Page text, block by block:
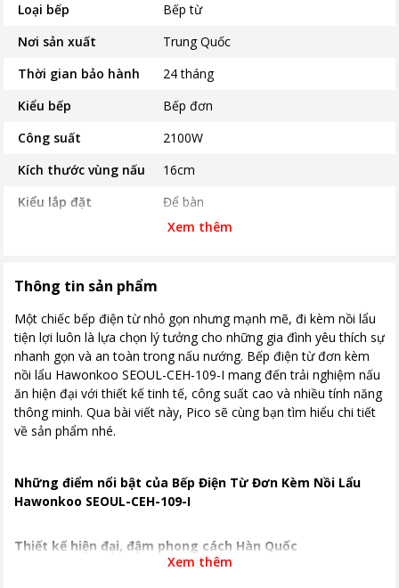
Loại bếp
Bếp từ
Nơi sản xuất
Trung Quốc
Thời gian bảo hành
24 tháng
Kiểu bếp
Bếp đơn
Công suất
2100W
Kích thước vùng nấu
16cm
Kiểu lắp đặt
Để bàn
Cảm ứng
Loại nồi nấu
Chế độ an toàn
Công nghệ Hawon SmartSafe tự
động ngắt điện và phát cảnh báo trên
bảng điều khiển khi phát hiện điện áp
cao hoặc thấp bất thường
Tiện ích
Có hẹn giờ
Kích thước, khối lượng 290 x 370 x 44 mm Khối lượng 2,3 kg
Xem thêm
Thông tin sản phẩm
Một chiếc bếp điện từ nhỏ gọn nhưng mạnh mẽ, đi kèm nồi lẩu
tiện lợi luôn là lựa chọn lý tưởng cho những gia đình yêu thích sự
nhanh gọn và an toàn trong nấu nướng. Bếp điện từ đơn kèm
nồi lẩu Hawonkoo SEOUL-CEH-109-I mang đến trải nghiệm nấu
ăn hiện đại với thiết kế tinh tế, công suất cao và nhiều tính năng
thông minh. Qua bài viết này, Pico sẽ cùng bạn tìm hiểu chi tiết
về sản phẩm nhé.
Những điểm nổi bật của Bếp Điện Từ Đơn Kèm Nồi Lẩu
Hawonkoo SEOUL-CEH-109-I
Thiết kế hiện đại, đậm phong cách Hàn Quốc
Xem thêm